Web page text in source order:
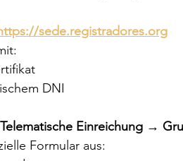
sede.registradores.org
DNI
Telematische Einreichung →
Formular aus: